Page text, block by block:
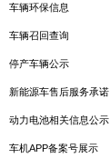
车辆环保信息
车辆召回查询
停产车辆公示
新能源车售后服务承诺
动力电池相关信息公示
车机APP备案号展示